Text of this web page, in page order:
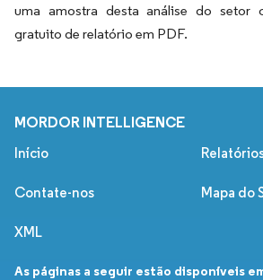
uma amostra desta análise do setor
gratuito de relatório em PDF.
MORDOR INTELLIGENCE
Início
Contate-nos Mapa do
XML
As páginas a seguir estão disponíveis